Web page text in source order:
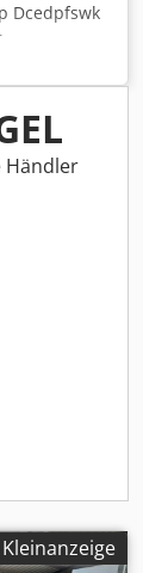
Dcedpfswk
Händler
Kleinanzeige